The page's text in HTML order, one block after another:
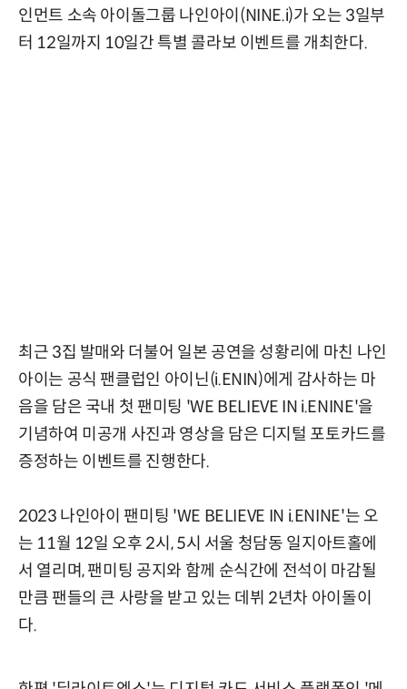
인먼트 소속 아이돌그룹 나인아이(NINE.i)가 오는 3일부
터 12일까지 10일간 특별 콜라보 이벤트를 개최한다.
최근 3집 발매와 더불어 일본 공연을 성황리에 마친 나인
아이는 공식 팬클럽인 아이닌(i.ENIN)에게 감사하는 마
음을 담은 국내 첫 팬미팅 'WE BELIEVE IN i.ENINE'을
기념하여 미공개 사진과 영상을 담은 디지털 포토카드를
증정하는 이벤트를 진행한다.
2023 나인아이 팬미팅 'WE BELIEVE IN i.ENINE'는 오
는 11월 12일 오후 2시, 5시 서울 청담동 일지아트홀에
서 열리며, 팬미팅 공지와 함께 순식간에 전석이 마감될
만큼 팬들의 큰 사랑을 받고 있는 데뷔 2년차 아이돌이
다.